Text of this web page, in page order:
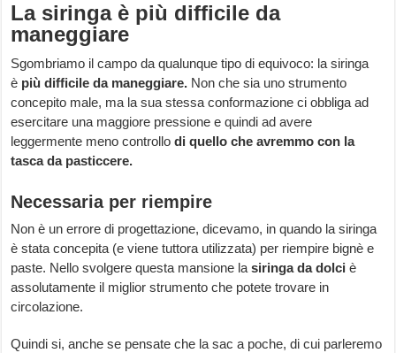
La siringa è più difficile da
maneggiare
Sgombriamo il campo da qualunque tipo di equivoco: la siringa
è più difficile da maneggiare. Non che sia uno strumento
concepito male, ma la sua stessa conformazione ci obbliga ad
esercitare una maggiore pressione e quindi ad avere
leggermente meno controllodi quello che avremmo con la
tasca da pasticcere.
Necessaria per riempire
Non è un errore di progettazione, dicevamo, in quando la siringa
è stata concepita (e viene tuttora utilizzata) per riempire bignè e
paste. Nello svolgere questa mansione lasiringa da dolciè
assolutamente il miglior strumento che potete trovare in
circolazione.
Quindi si, anche se pensate che la sac a poche, di cui parleremo